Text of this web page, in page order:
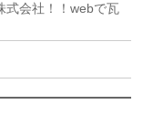
式会社！！webで瓦